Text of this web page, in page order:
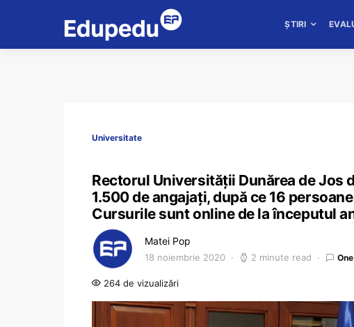
ȘTIRI
Universitate
Rectorul Universităţii Dunărea de Jos
1.500 de angajaţi, după ce 16
Cursurile sunt online de la începutul
Matei Pop
18 noiembrie 2020 2 minute read
264 de vizualizări